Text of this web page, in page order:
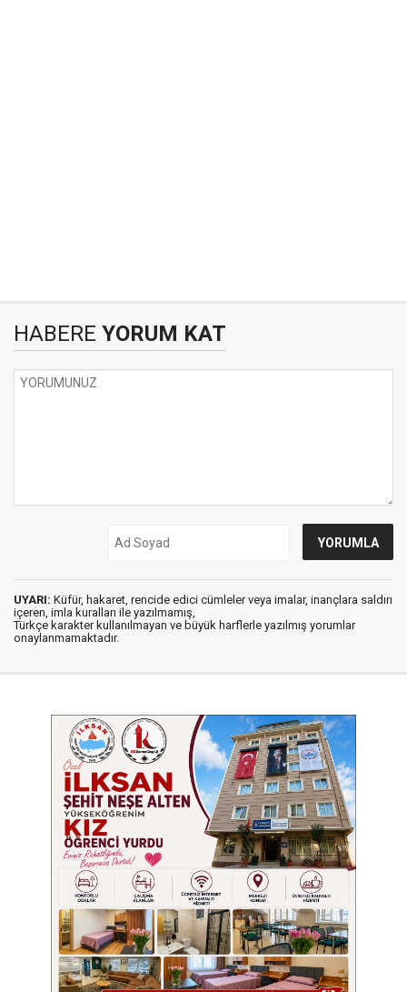
HABERE YORUM KAT
UYARI: Küfür, hakaret, rencide edici cümleler veya imalar, inançlara saldırı
içeren, imla kuralları ile yazılmamış,
Türkçe karakter kullanılmayan ve büyük harflerle yazılmış yorumlar
onaylanmamaktadır.